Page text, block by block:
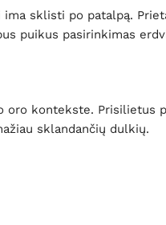
sklisti po patalpą.
puikus pasirinkimas
oro kontekste. Prisilietus
sklandančių dulkių.